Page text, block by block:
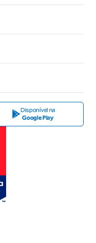
Disponível na
Google Play